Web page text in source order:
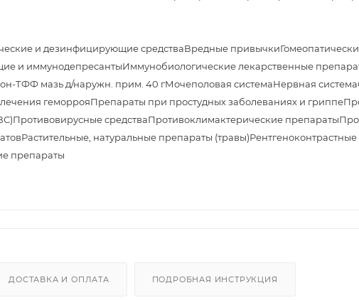
и дезинфицирующие средстваВредные привычки
и иммунодепресантыИммунобиологические лекарственные
ТФФ мазь д/наружн. прим. 40 гМочеполовая системаНервная система
геморрояПрепараты при простудных заболеваниях и гриппе
Противовирусные средстваПротивоклимактерические препараты
Растительные, натуральные препараты (травы)
препараты
ДОСТАВКА И ОПЛАТА ПОДРОБНАЯ ИНСТРУКЦИЯ